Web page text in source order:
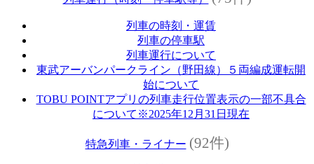
列車の時刻・運賃
列車の停車駅
列車運行について
東武アーバンパークライン（野田線）５両編成運転開
始について
TOBU POINTアプリの列車走行位置表示の一部不具合
について※2025年12月31日現在
特急列車・ライナー (92件)